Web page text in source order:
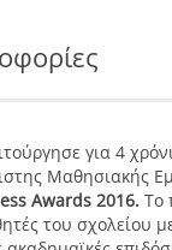
για 4
Μαθησιακής
Awards 2016. Το
του σχολείου